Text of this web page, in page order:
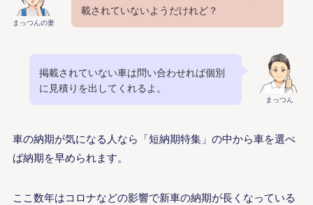
まっつんの妻
載されていないようだけれど？
まっつん
掲載されていない車は問い合わせれば個別
に見積りを出してくれるよ。
車の納期が気になる人なら「短納期特集」の中から車を選べ
ば納期を早められます。
ここ数年はコロナなどの影響で新車の納期が長くなっている